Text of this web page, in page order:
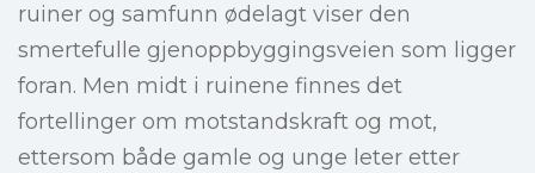
ruiner og samfunn ødelagt viser den
smertefulle gjenoppbyggingsveien som ligger
foran. Men midt i ruinene finnes det
fortellinger om motstandskraft og mot,
ettersom både gamle og unge leter etter